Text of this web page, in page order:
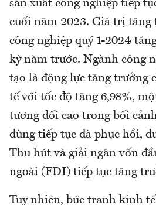
sản xuất công nghiệp tiếp
cuối năm 2023. Giá trị tăng
công nghiệp quý 1-2024
kỳ năm trước. Ngành công
tạo là động lực tăng trưởng
tế với tốc độ tăng 6,98%,
tương đối cao trong bối
dùng tiếp tục đà phục hồi,
Thu hút và giải ngân vốn
ngoài (FDI) tiếp tục tăng
Tuy nhiên, bức tranh kinh